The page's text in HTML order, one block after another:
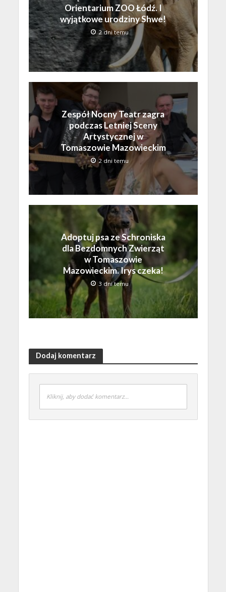
Orientarium ZOO Łódź. I
wyjątkowe urodziny Shwe!
2 dni temu
Zespół Nocny Teatr zagra
podczas Letniej Sceny
Artystycznej w
Tomaszowie Mazowieckim
2 dni temu
Adoptuj psa ze Schroniska
dla Bezdomnych Zwierząt
w Tomaszowie
Mazowieckim. Irys czeka!
3 dni temu
Dodaj komentarz
Kliknij, aby dodać komentarz...